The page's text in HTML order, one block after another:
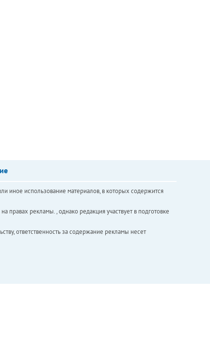
иное использование материалов, в которых содержится
рекламы. , однако редакция участвует в подготовке
ответственность за содержание рекламы несет